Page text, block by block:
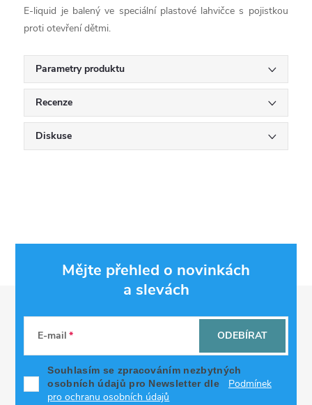
E-liquid je balený ve speciální plastové lahvičce s pojistkou
proti otevření dětmi.
Parametry produktu
Recenze
Diskuse
Mějte přehled o novinkách
a slevách
E-mail
Souhlasím se zpracováním nezbytných
osobních údajů pro Newsletter dle
Podmínek
pro ochranu osobních údajů
ODEBÍRAT